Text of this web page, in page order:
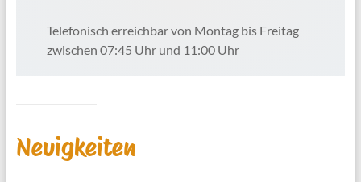
Telefonisch erreichbar von Montag bis Freitag
zwischen 07:45 Uhr und 11:00 Uhr
Neuigkeiten